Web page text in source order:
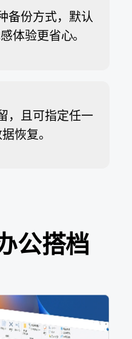
备份方式，默认
体验更省⁠心。
，且可指定任一
恢⁠复。
公搭档